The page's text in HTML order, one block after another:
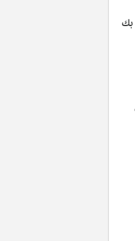
بك